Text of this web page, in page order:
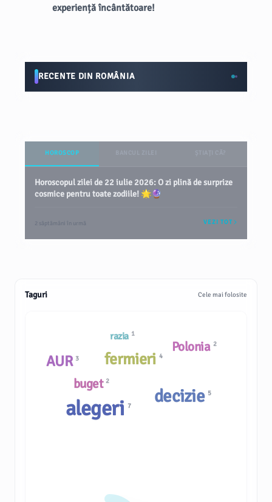
experiență încântătoare!
RECENTE DIN ROMÂNIA
HOROSCOP
Horoscopul zilei de 22 iulie 2026: O zi plină de surprize
cosmice pentru toate zodiile! 🌟🔮
2 săptămâni în urmă VEZI TOT
Taguri Cele mai folosite
razia 1
fermieri4
buget 2
AUR 3
decizie 5
Polonia 2
alegeri7